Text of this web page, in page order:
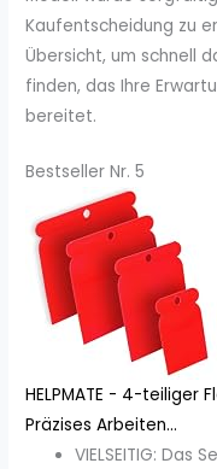
Kaufentscheidung zu
Übersicht, um schnell
finden, das Ihre
bereitet.
Bestseller Nr. 5
HELPMATE - 4-teiliger
Präzises Arbeiten...
VIELSEITIG: